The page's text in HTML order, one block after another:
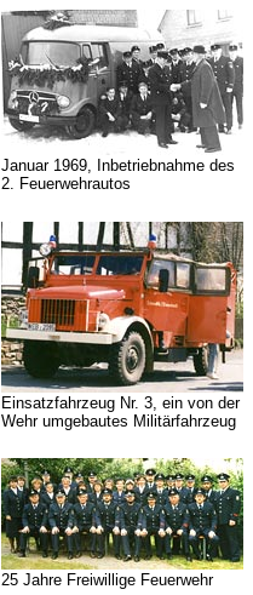
Januar 1969, Inbetriebnahme des
2. Feuerwehrautos
Einsatzfahrzeug Nr. 3, ein von der
Wehr umgebautes Militärfahrzeug
25 Jahre Freiwillige Feuerwehr